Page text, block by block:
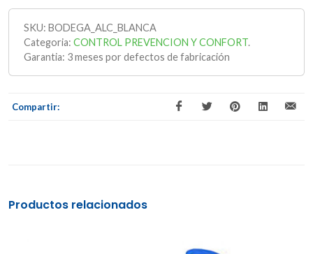
SKU: BODEGA_ALC_BLANCA
Categoria: CONTROL PREVENCION Y CONFORT.
Garantia: 3 meses por defectos de fabricación
Compartir:
Productos relacionados